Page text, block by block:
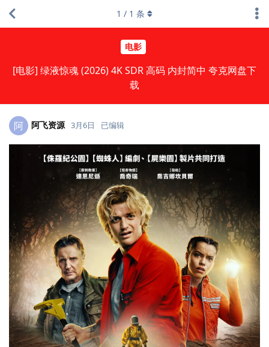
电影
[电影] 绿液惊魂 (2026) 4K SDR 高码 内封简中 夸克网盘下
载
1 / 1 条
阿 阿飞资源 3月6日 已编辑